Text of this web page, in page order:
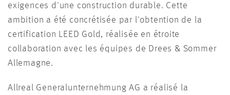
exigences d'une construction durable. Cette
ambition a été concrétisée par l'obtention de la
certification LEED Gold, réalisée en étroite
collaboration avec les équipes de Drees & Sommer
Allemagne.
Allreal Generalunternehmung AG a réalisé la